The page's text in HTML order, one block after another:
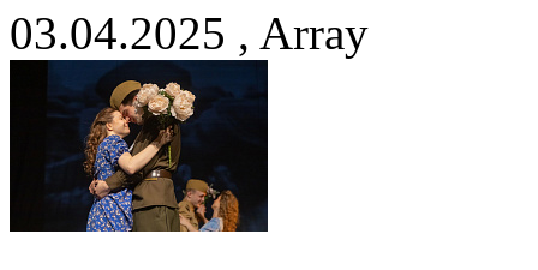
03.04.2025 , Array